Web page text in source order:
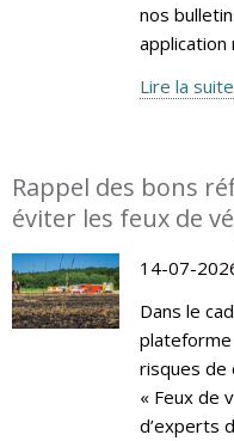
nos
Lire la suite
Rappel des bons
éviter les feux de
14-07-
Dans le
plateforme
risques de
« Feux de
d’experts